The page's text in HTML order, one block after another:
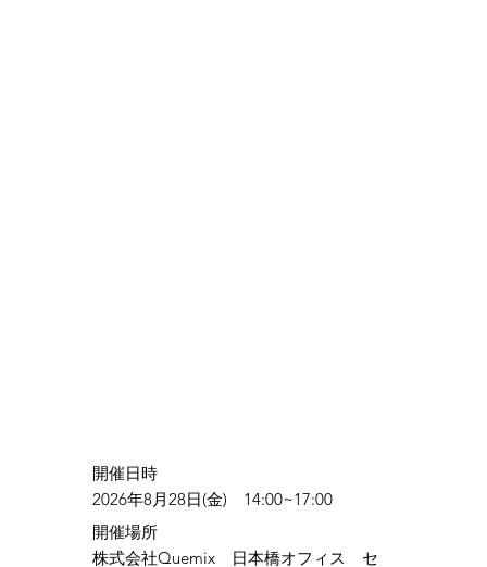
​開催日時
2026年8月28日(金) 14:00~17:00
​開催場所
株式会社Quemix 日本橋オフィス セ